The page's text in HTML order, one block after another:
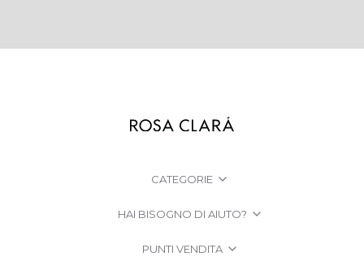
CATEGORIE
HAI BISOGNO DI AIUTO?
PUNTI VENDITA